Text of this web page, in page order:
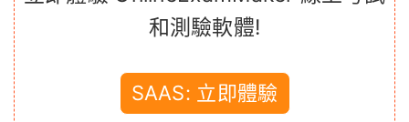
和測驗軟體!
SAAS: 立即體驗